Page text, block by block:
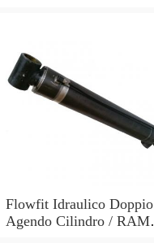
Flowfit Idraulico Doppio
Agendo Cilindro / RAM